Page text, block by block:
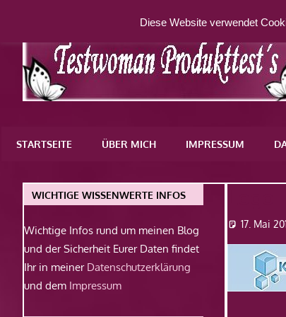
springen
WordPress-
STARTSEITE ÜBER MICH IMPRESSUM
17. Mai
WICHTIGE WISSENWERTE INFOS
Wichtige Infos rund um meinen Blog
und der Sicherheit Eurer Daten findet
Ihr in meiner Datenschutzerklärung
und dem Impressum
Diese Website verwendet